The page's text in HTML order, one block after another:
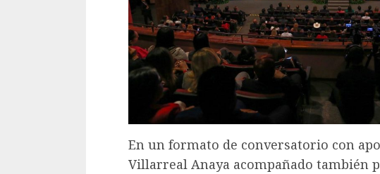
En un formato de conversatorio con
Villarreal Anaya acompañado también